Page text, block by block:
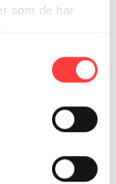
som de har